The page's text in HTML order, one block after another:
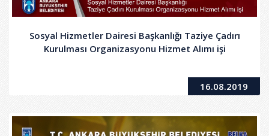
Sosyal Hizmetler Dairesi Başkanlığı Taziye Çadırı
Kurulması Organizasyonu Hizmet Alımı işi
16.08.2019